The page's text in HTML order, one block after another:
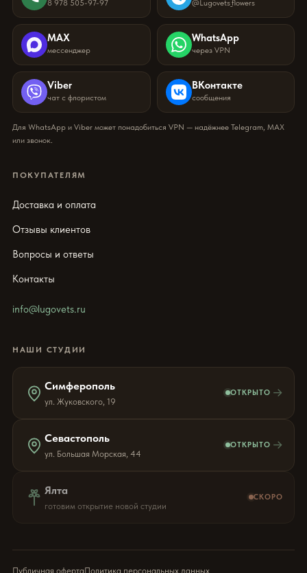
8 978 505-97-97 @Lugovets_flowers
MAX
мессенджер
WhatsApp
через VPN
Viber
чат с флористом
ВКонтакте
сообщения
Для WhatsApp и Viber может понадобиться VPN — надёжнее Telegram, MAX
или звонок.
ПОКУПАТЕЛЯМ
Доставка и оплата
Отзывы клиентов
Вопросы и ответы
Контакты
info@lugovets.ru
НАШИ СТУДИИ
Симферополь
ул. Жуковского, 19
ОТКРЫТО →
Севастополь
ул. Большая Морская, 44
ОТКРЫТО →
Ялта
готовим открытие новой студии
СКОРО
Публичная офертаПолитика персональных данных